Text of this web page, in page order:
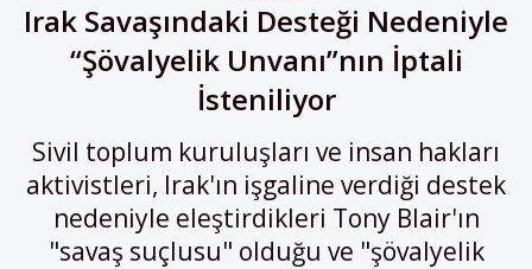
Irak Savaşındaki Desteği Nedeniyle
“Şövalyelik Unvanı”nın İptali
İsteniliyor
Sivil toplum kuruluşları ve insan hakları
aktivistleri, Irak'ın işgaline verdiği destek
nedeniyle eleştirdikleri Tony Blair'ın
"savaş suçlusu" olduğu ve "şövalyelik